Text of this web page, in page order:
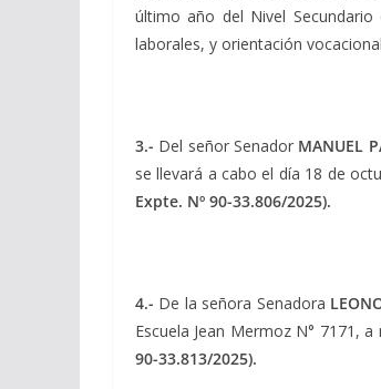
último año del Nivel
laborales, y orientación
3.- Del señor Senador MANUEL
se llevará a cabo el día 18 de
Expte. Nº 90-33.806/2025).
4.- De la señora Senadora
Escuela Jean Mermoz N° 7171,
90-33.813/2025).